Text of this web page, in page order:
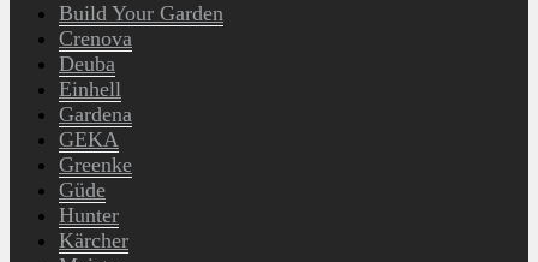
Build Your Garden
Crenova
Deuba
Einhell
Gardena
GEKA
Greenke
Güde
Hunter
Kärcher